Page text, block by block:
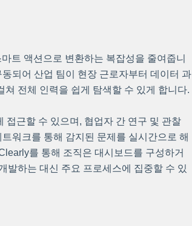
트 액션으로 변환하는 복잡성을 줄여줍니
되어 산업 팀이 현장 근로자부터 데이터 과
쳐 전체 인력을 쉽게 탐색할 수 있게 합니다.
접근할 수 있으며, 협업자 간 연구 및 관찰
워크를 통해 감지된 문제를 실시간으로 해
를 통해 조직은 대시보드를 구성하거
발하는 대신 주요 프로세스에 집중할 수 있